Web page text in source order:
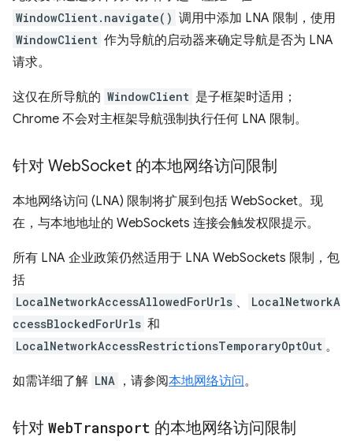
WindowClient.navigate() 调用中添加 LNA 限制，使用
WindowClient 作为导航的启动器来确定导航是否为 LNA
请求。
这仅在所导航的 WindowClient 是子框架时适用；
Chrome 不会对主框架导航强制执行任何 LNA 限制。
针对 WebSocket 的本地网络访问限制
本地网络访问 (LNA) 限制将扩展到包括 WebSocket。现
在，与本地地址的 WebSockets 连接会触发权限提示。
所有 LNA 企业政策仍然适用于 LNA WebSockets 限制，包
括
LocalNetworkAccessAllowedForUrls 、
LocalNetworkA
ccessBlockedForUrls 和
LocalNetworkAccessRestrictionsTemporaryOptOut 。
如需详细了解 LNA ，请参阅本地网络访问。
针对 WebTransport 的本地网络访问限制